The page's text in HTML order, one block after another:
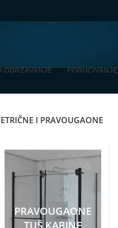
ODRŽAVANJE PORUČIVANJE
I PRAVOUGAONE
PRAVOUGAONE
TUŠ KABINE